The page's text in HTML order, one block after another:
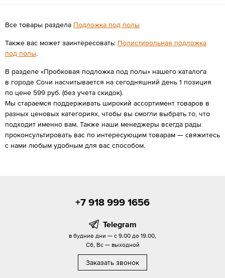
Все товары раздела Подложка под полы
Также вас может заинтересовать: Полистирольная подложка
под полы.
В разделе «Пробковая подложка под полы» нашего каталога
в городе Сочи насчитывается на сегодняшний день 1 позиция
по цене 599 руб. (без учета скидок).
Мы стараемся поддерживать широкий ассортимент товаров в
разных ценовых категориях, чтобы вы смогли выбрать то, что
подходит именно вам. Также наши менеджеры всегда рады
проконсультировать вас по интересующим товарам — свяжитесь
с нами любым удобным для вас способом.
+7 918 999 1656
Telegram
в будние дни — с 9.00 до 19.00,
Сб, Вс — выходной
Заказать звонок